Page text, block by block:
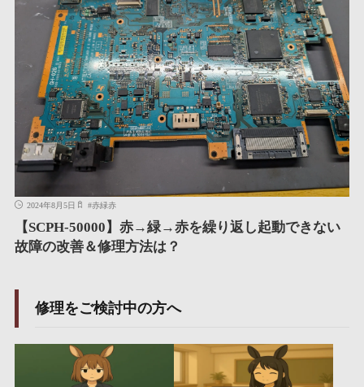
2024年8月5日 #赤緑赤
【SCPH-50000】赤→緑→赤を繰り返し起動できない
故障の改善＆修理方法は？
修理をご検討中の方へ